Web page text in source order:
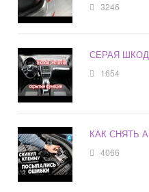
3246
СЕРАЯ
1654
КАК СНЯТЬ
4066